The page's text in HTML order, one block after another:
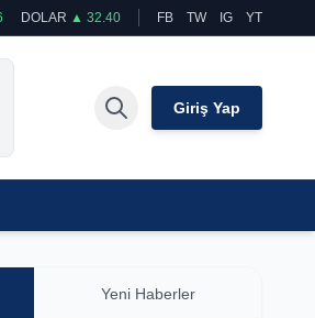
DOLAR ▲ 32.40 FB TW IG YT
Giriş Yap
Yeni Haberler